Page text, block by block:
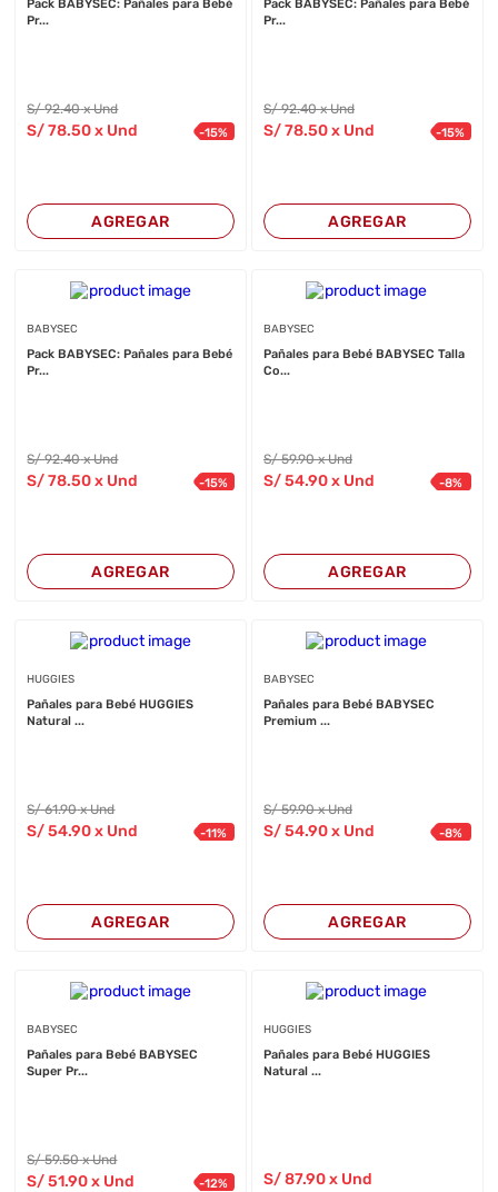
Pack BABYSEC: Pañales para Bebé
Pr...
S/92.40 x Und
S/78.50 x Und -15%
AGREGAR
Pack BABYSEC: Pañales para Bebé
Pr...
S/92.40 x Und
S/78.50x Und -15%
AGREGAR
BABYSEC
Pack BABYSEC: Pañales para Bebé
Pr...
S/92.40 x Und
S/78.50 x Und -15%
AGREGAR
BABYSEC
Pañales para Bebé BABYSEC Talla
Co...
S/59.90 x Und
S/54.90x Und -8%
AGREGAR
HUGGIES
Pañales para Bebé HUGGIES
Natural ...
S/61.90 x Und
S/54.90 x Und -11%
AGREGAR
BABYSEC
Pañales para Bebé BABYSEC
Premium ...
S/59.90 x Und
S/54.90x Und -8%
AGREGAR
BABYSEC
Pañales para Bebé BABYSEC
Super Pr...
S/59.50 x Und
S/51.90 x Und -12%
HUGGIES
Pañales para Bebé HUGGIES
Natural ...
S/87.90x Und